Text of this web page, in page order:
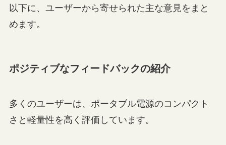
以下に、ユーザーから寄せられた主な意見をまと
めます。
ポジティブなフィードバックの紹介
多くのユーザーは、ポータブル電源のコンパクト
さと軽量性を高く評価しています。